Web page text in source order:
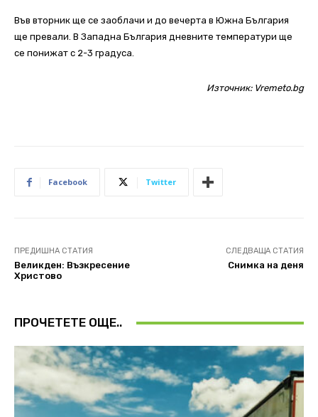
Във вторник ще се заоблачи и до вечерта в Южна България
ще превали. В Западна България дневните температури ще
се понижат с 2-3 градуса.
Източник: Vremeto.bg
Facebook Twitter
ПРЕДИШНА СТАТИЯ
Великден: Възкресение
Христово
СЛЕДВАЩА СТАТИЯ
Снимка на деня
ПРОЧЕТЕТЕ ОЩЕ..